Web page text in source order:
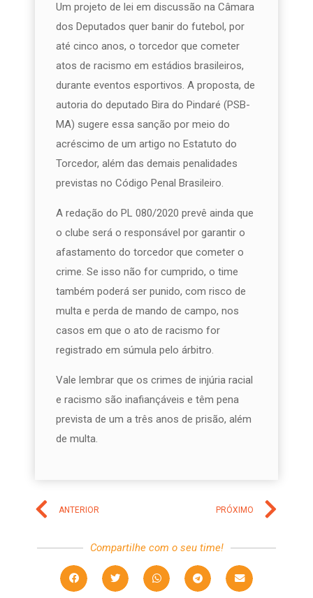
Um projeto de lei em discussão na Câmara
dos Deputados quer banir do futebol, por
até cinco anos, o torcedor que cometer
atos de racismo em estádios brasileiros,
durante eventos esportivos. A proposta, de
autoria do deputado Bira do Pindaré (PSB-
MA) sugere essa sanção por meio do
acréscimo de um artigo no Estatuto do
Torcedor, além das demais penalidades
previstas no Código Penal Brasileiro.
A redação do PL 080/2020 prevê ainda que
o clube será o responsável por garantir o
afastamento do torcedor que cometer o
crime. Se isso não for cumprido, o time
também poderá ser punido, com risco de
multa e perda de mando de campo, nos
casos em que o ato de racismo for
registrado em súmula pelo árbitro.
Vale lembrar que os crimes de injúria racial
e racismo são inafiançáveis e têm pena
prevista de um a três anos de prisão, além
de multa.
ANTERIOR PRÓXIMO
Compartilhe com o seu time!